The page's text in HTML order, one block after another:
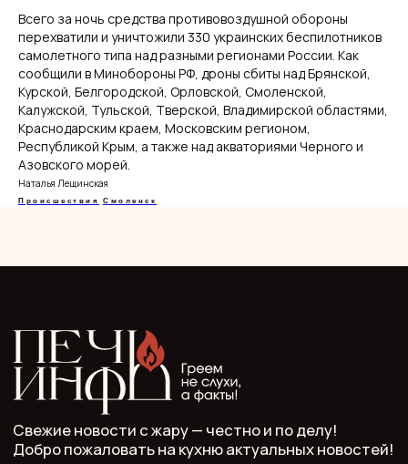
Всего за ночь средства противовоздушной обороны
перехватили и уничтожили 330 украинских беспилотников
самолетного типа над разными регионами России. Как
сообщили в Минобороны РФ, дроны сбиты над Брянской,
Курской, Белгородской, Орловской, Смоленской,
Калужской, Тульской, Тверской, Владимирской областями,
Краснодарским краем, Московским регионом,
Республикой Крым, а также над акваториями Черного и
Азовского морей.
Наталья Лещинская
Происшествия Смоленск
Экономика
Жизнь
Политика
Мир
Окружные вести
Видеоблог
О нас
Эксклюзивы
ООО "Мелодия". Публикация материалов сайта
разрешена с письменного разрешения редакции
и указания прямой гиперссылки.
СМИ Печь.Инфо зарегистрировано
в Роскомнадзоре.
Запись в реестре зарегистрированных СМИ:
серия Эл Nº ФС77−89949 oт 15 августа 2025 г.